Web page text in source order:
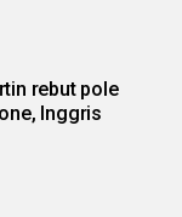
rebut pole
Inggris